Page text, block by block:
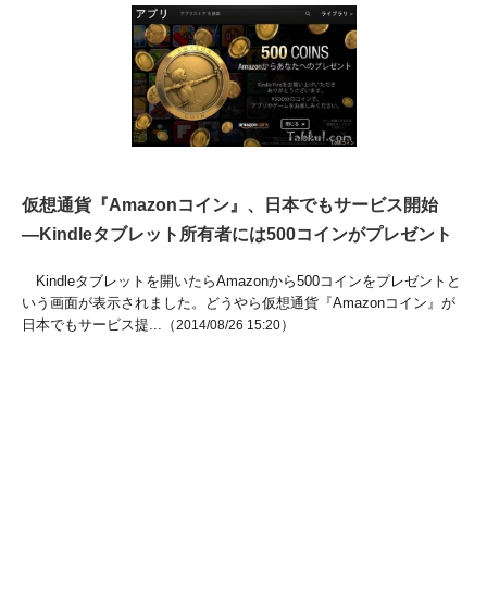
仮想通貨『Amazonコイン』、日本でもサービス開始
―Kindleタブレット所有者には500コインがプレゼント
Kindleタブレットを開いたらAmazonから500コインをプレゼントと
いう画面が表示されました。どうやら仮想通貨『Amazonコイン』が
日本でもサービス提...（2014/08/26 15:20）